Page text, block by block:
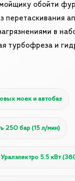
обойти
перетаскивания
в
турбофреза и
моек и автобаз
250 бар (15 л/мин)
5.5 кВт